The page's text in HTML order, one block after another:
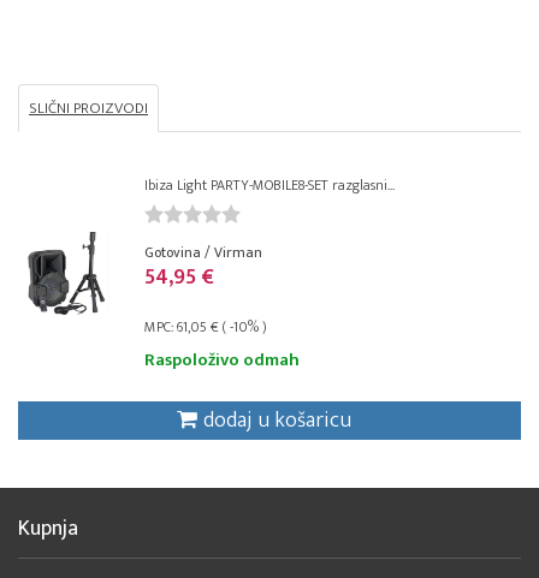
SLIČNI PROIZVODI
Ibiza Light PARTY-MOBILE8-SET razglasni...
Gotovina / Virman
54,95 €
MPC: 61,05 € ( -10% )
Raspoloživo odmah
dodaj u košaricu
Kupnja